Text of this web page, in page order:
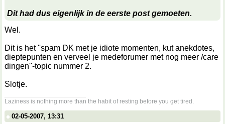
Dit had dus eigenlijk in de eerste post gemoeten.
Wel.
Dit is het ''spam DK met je idiote momenten, kut anekdotes,
dieptepunten en verveel je medeforumer met nog meer /care
dingen''-topic nummer 2.
Slotje.
Laziness is nothing more than the habit of resting before you get tired.
02-05-2007, 13:31